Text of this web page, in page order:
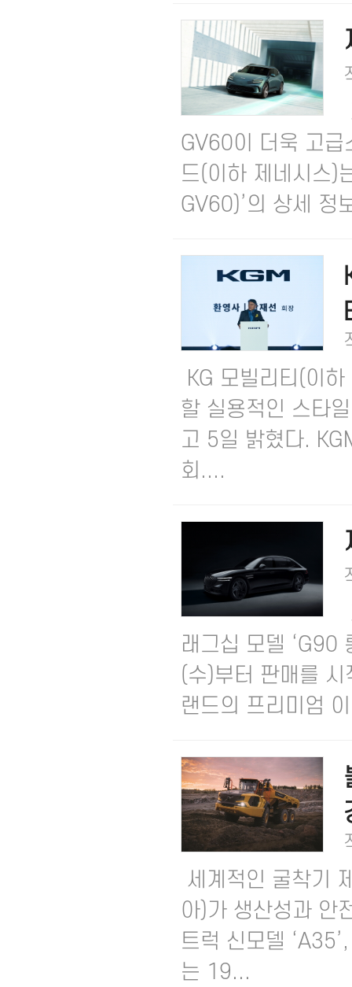
GV60이 더욱 고급
드(이하 제네시스)
GV60)’의 상세 정
KG 모빌리티(이
할 실용적인 스타
고 5일 밝혔다.​
회....
래그십 모델 ‘G90
(수)부터 판매를
랜드의 프리미엄
세계적인 굴착기
아)가 생산성과 안
트럭 신모델
는 19...